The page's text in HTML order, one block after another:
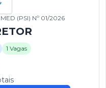
(PSI) Nº 01/2026
1 Vagas